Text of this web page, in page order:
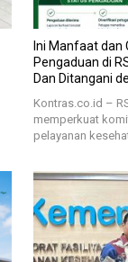
Ini Manfaat dan
Pengaduan di
Dan Ditangani
Kontras.co.id –
memperkuat
pelayanan